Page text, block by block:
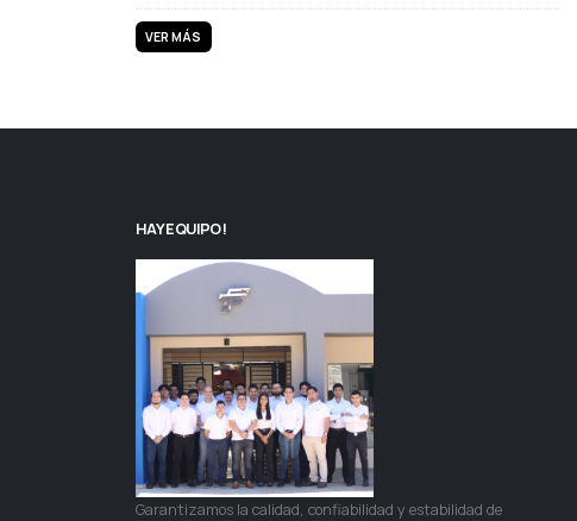
VER MÁS
HAY EQUIPO!
Garantizamos la calidad, confiabilidad y estabilidad de